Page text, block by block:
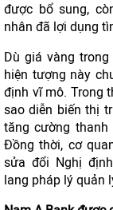
được bổ sung,
nhân đã lợi dụng
Dù giá vàng
hiện tượng này
định vĩ mô. Trong
sao diễn biến thị
tăng cường thanh
Đồng thời, cơ
sửa đổi Nghị
lang pháp lý quản